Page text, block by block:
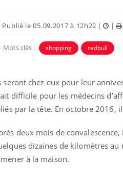
Publié le 05.09.2017 à 12h22 | |
Mots clés : shopping redbull
seront chez eux pour leur
difficile pour les médecins
par la tête. En octobre 2016,
deux mois de
dizaines de kilomètres
à la maison.
fer : comprendre pour
Les symptômes de la
sont multiples ce qui la rend